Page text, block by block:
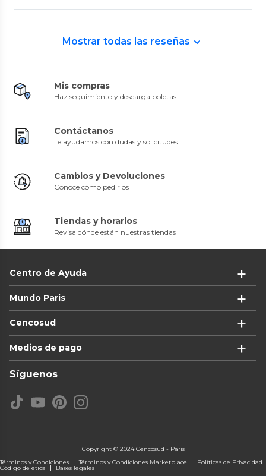
Mostrar todas las reseñas
Mis compras
Haz seguimiento y descarga boletas
Contáctanos
Te ayudamos con dudas y solicitudes
Cambios y Devoluciones
Conoce cómo pedirlos
Tiendas y horarios
Revisa dónde están nuestras tiendas
Centro de Ayuda
Mundo Paris
Cencosud
Medios de pago
Síguenos
Copyright © 2024 Cencosud - Paris
Términos y Condiciones
Términos y Condiciones Marketplace Políticas de Privacidad
Código de ética Bases legales